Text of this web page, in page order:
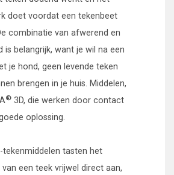
doet voordat een tekenbeet
combinatie van afwerend en
is belangrijk, want je wil na een
je hond, geen levende teken
brengen in je huis. Middelen,
® 3D, die werken door contact
oplossing.
tekenmiddelen tasten het
een teek vrijwel direct aan,